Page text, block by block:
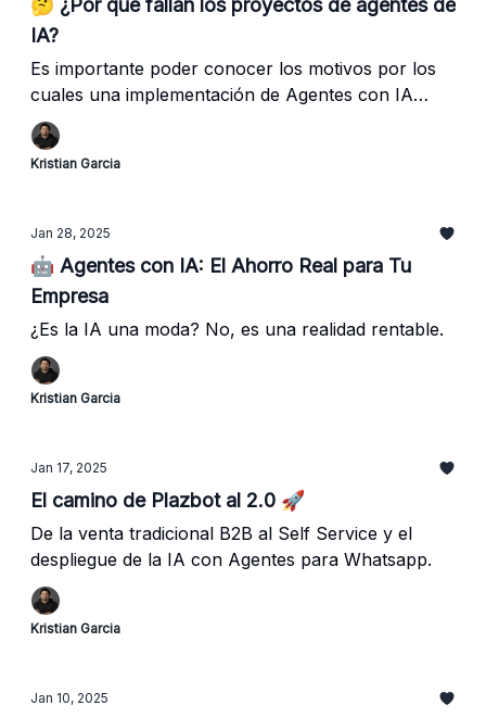
🤔 ¿Por qué fallan los proyectos de agentes de
IA?
Es importante poder conocer los motivos por los
cuales una implementación de Agentes con IA
pueden fallar y tomar medidas en el asunto.
Kristian Garcia
Jan 28, 2025
🤖 Agentes con IA: El Ahorro Real para Tu
Empresa
¿Es la IA una moda? No, es una realidad rentable.
Kristian Garcia
Jan 17, 2025
El camino de Plazbot al 2.0 🚀
De la venta tradicional B2B al Self Service y el
despliegue de la IA con Agentes para Whatsapp.
Kristian Garcia
Jan 10, 2025